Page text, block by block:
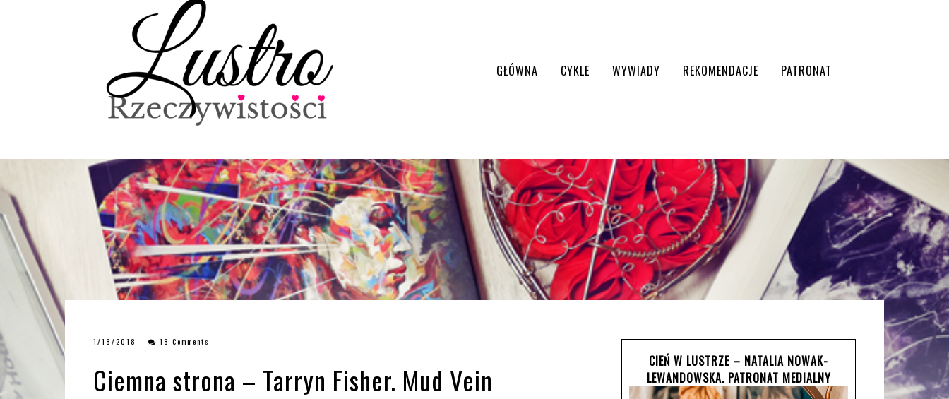
GŁÓWNA CYKLE WYWIADY REKOMENDACJE PATRONAT
1/18/2018 18 Comments
Ciemna strona – Tarryn Fisher. Mud Vein
CIEŃ W LUSTRZE – NATALIA NOWAK-
LEWANDOWSKA. PATRONAT MEDIALNY